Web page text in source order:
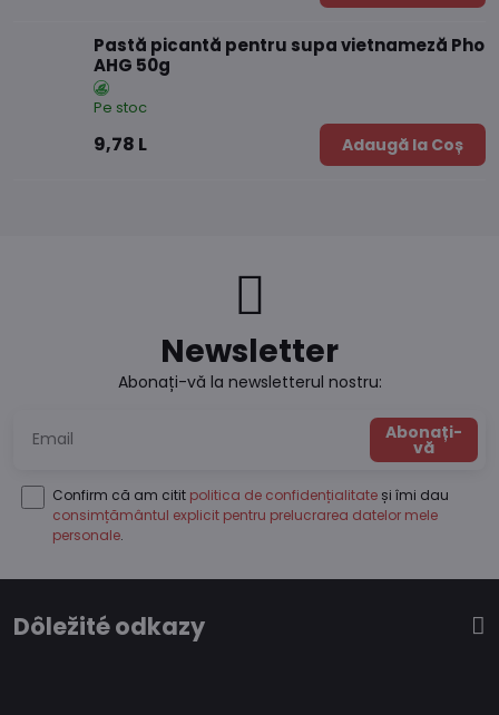
Pastă picantă pentru supa vietnameză Pho
AHG 50g
Pe stoc
9,78 L Adaugă la Coș
Newsletter
Abonați-vă la newsletterul nostru:
Abonați-
vă
Confirm că am citit politica de confidențialitate și îmi dau
consimțământul explicit pentru prelucrarea datelor mele
personale.
Dôležité odkazy